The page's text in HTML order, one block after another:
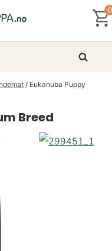
0
Søk
/ Eukanuba Puppy
Breed